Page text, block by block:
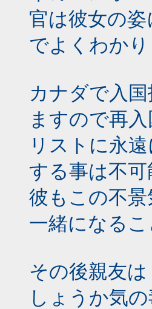
官は彼女の
でよくわか
カナダで入
ますので再
リストに永
する事は不
彼もこの不
一緒になる
その後親友
しょうか気